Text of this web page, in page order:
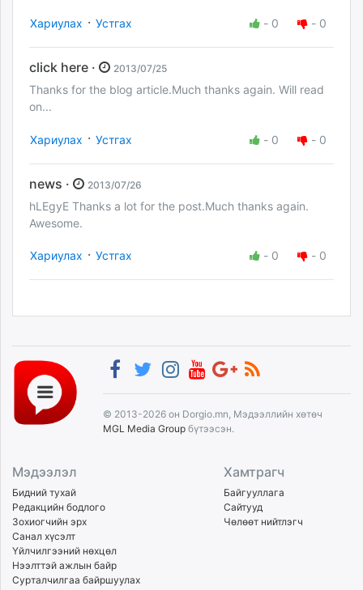
Хариулах · Устгах - 0 - 0
click here · 2013/07/25
Thanks for the blog article.Much thanks again. Will read
on...
Хариулах · Устгах - 0 - 0
news · 2013/07/26
hLEgyE Thanks a lot for the post.Much thanks again.
Awesome.
Хариулах · Устгах - 0 - 0
© 2013-2026 он Dorgio.mn, Мэдээллийн хөтөч
MGL Media Group бүтээсэн.
Мэдээлэл
Бидний тухай
Редакцийн бодлого
Зохиогчийн эрх
Санал хүсэлт
Үйлчилгээний нөхцөл
Нээлттэй ажлын байр
Сурталчилгаа байршуулах
Хамтрагч
Байгууллага
Сайтууд
Чөлөөт нийтлэгч